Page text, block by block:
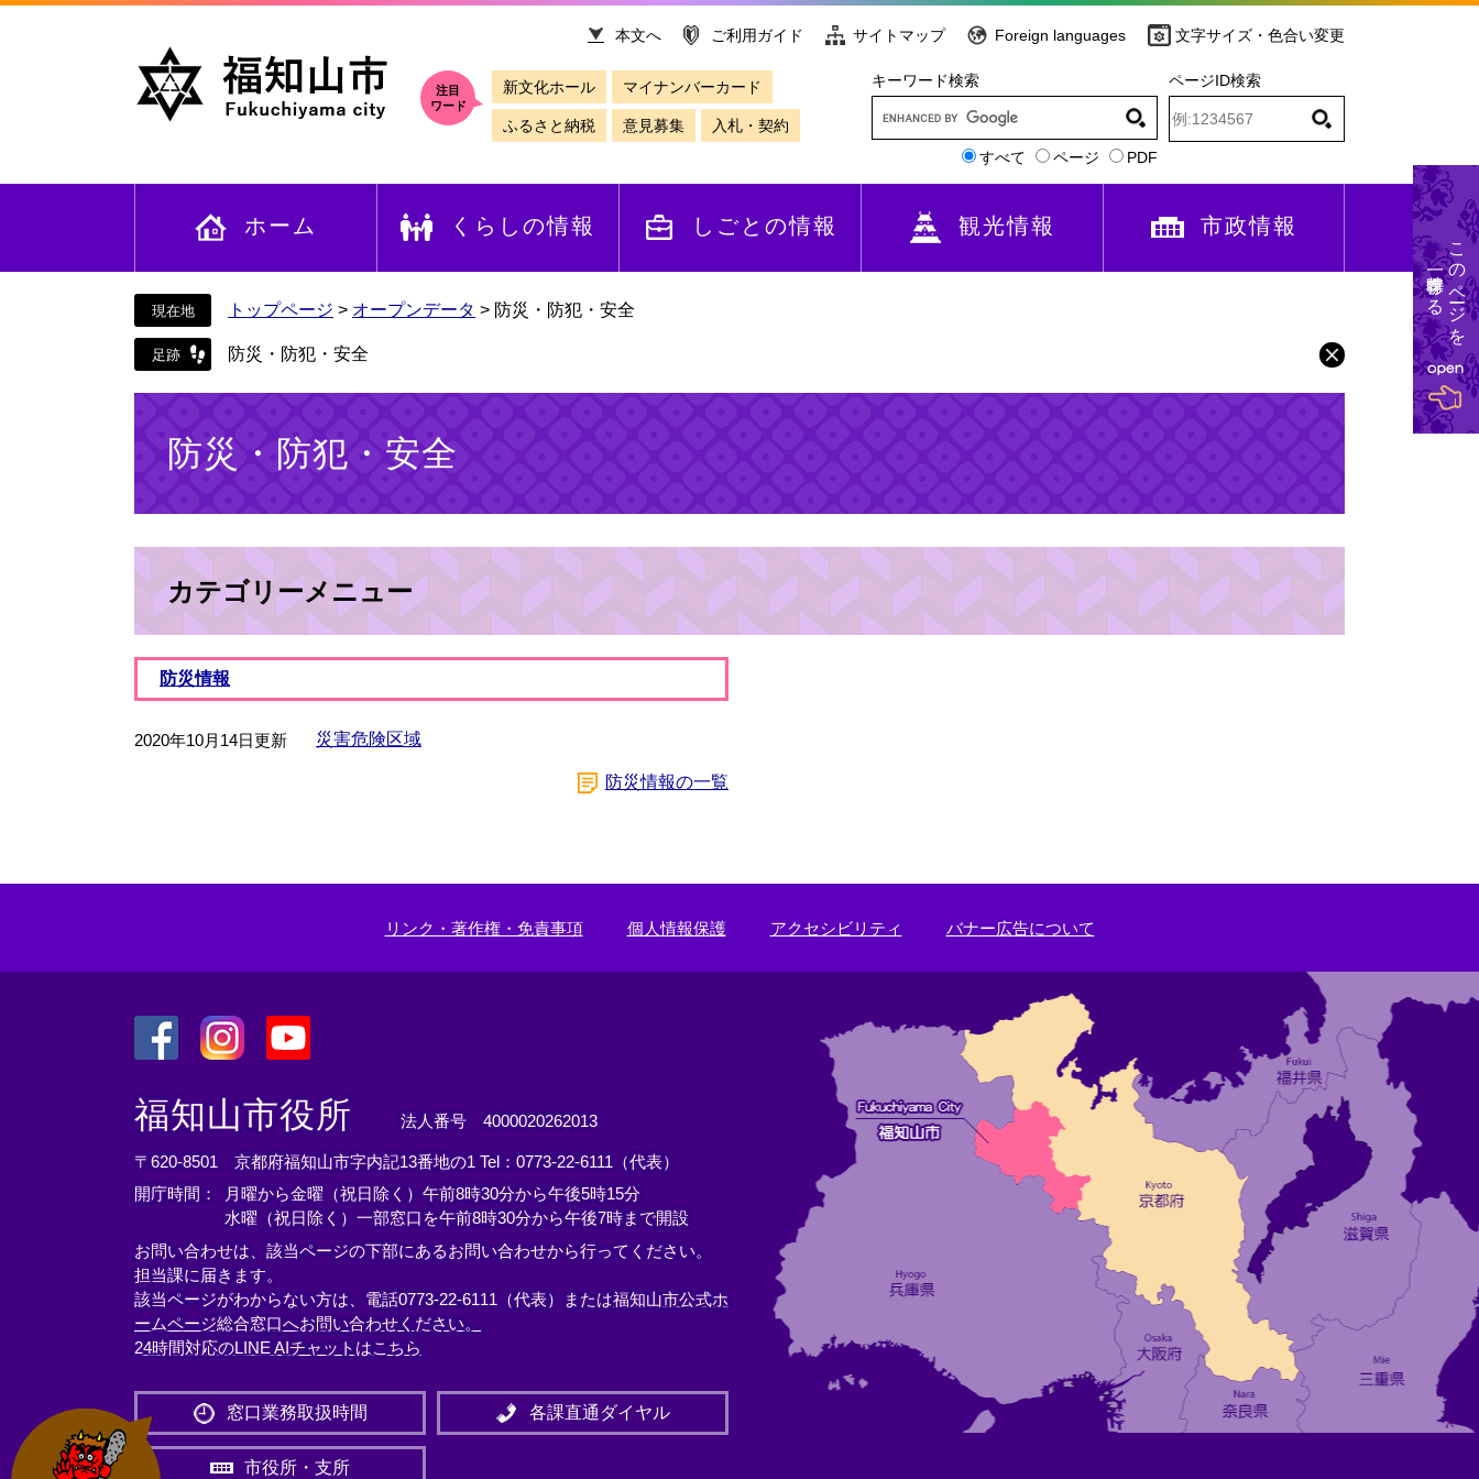
文
本文へ ご利用ガイド サイトマップ Foreign languages 文字サイズ・色合い変更
注目
ワード
新文化ホール マイナンバーカード
ふるさと納税 意見募集 入札・契約
キーワード検索
すべて ページ PDF
ページID検索
ホーム くらしの情報 しごとの情報 観光情報 市政情報
トップページ > オープンデータ > 防災・防犯・安全
防災・防犯・安全
防災・防犯・安全
カテゴリーメニュー
防災情報
2020年10月14日更新 災害危険区域
防災情報の一覧
リンク・著作権・免責事項 個人情報保護 アクセシビリティ バナー広告について
外
部
リ
ン
ク
外
部
リ
ン
ク
外
部
リ
ン
ク
＞
福知山市役所 法人番号 4000020262013
〒620-8501 京都府福知山市字内記13番地の1 Tel：0773-22-6111（代表）
開庁時間： 月曜から金曜（祝日除く）午前8時30分から午後5時15分
水曜（祝日除く）一部窓口を午前8時30分から午後7時まで開設
お問い合わせは、該当ページの下部にあるお問い合わせから行ってください。
担当課に届きます。
該当ページがわからない方は、電話0773-22-6111（代表）または福知山市公式ホ
ームページ総合窓口へお問い合わせください。
24時間対応のLINE AIチャットはこちら
外
部
リ
窓口業務取扱時間 各課直通ダイヤル
市役所・支所
このページを
一時保存する